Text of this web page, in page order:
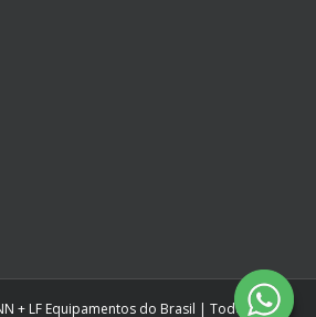
+ LF Equipamentos do Brasil | Todos os